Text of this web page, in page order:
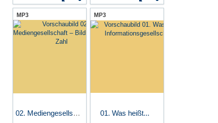
MP3
02. Mediengesellschaft –...
MP3
01. Was heißt...